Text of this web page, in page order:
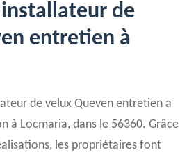
de
entretien à
de velux Queven entretien a
à Locmaria, dans le 56360. Grâce
les propriétaires font